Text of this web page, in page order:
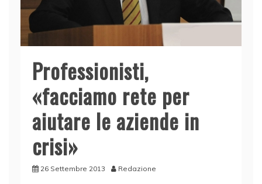
Professionisti,
«facciamo rete per
aiutare le aziende in
crisi»
26 Settembre 2013 Redazione